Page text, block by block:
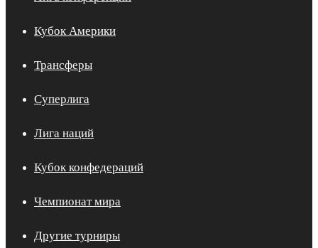
Кубок Америки
Трансферы
Суперлига
Лига наций
Кубок конфедераций
Чемпионат мира
Другие турниры